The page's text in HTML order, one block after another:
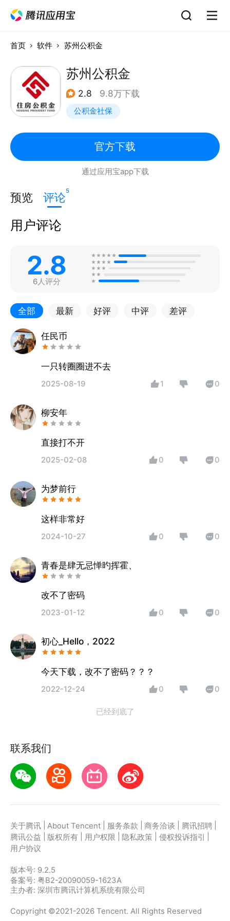
首页 软件 苏州公积金
苏州公积金
2.8 9.8万下载
公积金社保
官方下载
通过应用宝app下载
预览 评论5
用户评论
2.8
6人评分
全部 最新 好评 中评 差评
任民币
一只转圈圈进不去
2025-08-19 1 0
柳安年
直接打不开
2025-02-08 0 0
为梦前行
这样非常好
2024-10-27 0 0
青春是肆无忌惮旳挥霍、
改不了密码
2023-01-12 0 0
初心_Hello，2022
今天下载，改不了密码？？？
2022-12-24 0 0
已经到底了
联系我们
关于腾讯 About Tencent 服务条款 商务洽谈 腾讯招聘
腾讯公益
版权所有 用户权限 隐私政策 侵权投诉指引
用户协议
版本号: 9.2.5
备案号: 粤B2-20090059-1623A
主办者: 深圳市腾讯计算机系统有限公司
Copyright ©2021-2026 Tencent. All Rights Reserved